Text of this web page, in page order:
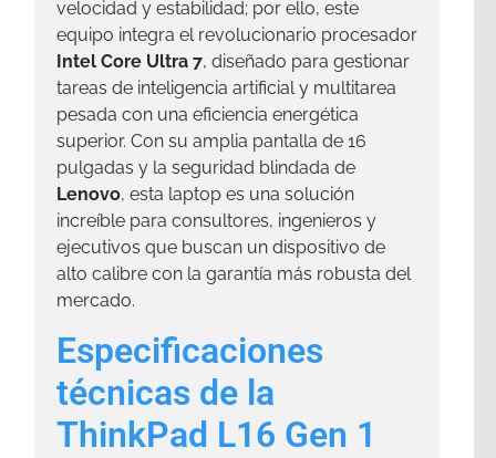
velocidad y estabilidad; por ello, este
equipo integra el revolucionario procesador
Intel Core Ultra 7, diseñado para gestionar
tareas de inteligencia artificial y multitarea
pesada con una eficiencia energética
superior. Con su amplia pantalla de 16
pulgadas y la seguridad blindada de
Lenovo, esta laptop es una solución
increíble para consultores, ingenieros y
ejecutivos que buscan un dispositivo de
alto calibre con la garantía más robusta del
mercado.
Especificaciones
técnicas de la
ThinkPad L16 Gen 1